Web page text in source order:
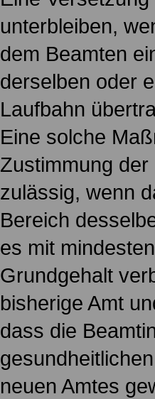
unterbleiben,
dem Beamten
derselben oder
Laufbahn
Eine solche
Zustimmung
zulässig, wenn
Bereich
es mit
Grundgehalt
bisherige Amt
dass die
neuen Amtes